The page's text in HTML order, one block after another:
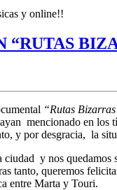
y online!!
“Rutas
mencionado en los
y por desgracia, la
y nos quedamos
tanto, queremos
entre Marta y Touri.